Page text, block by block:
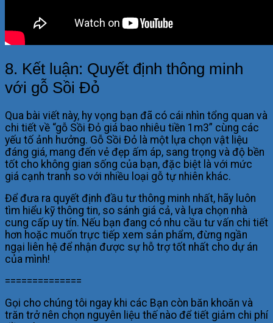
8. Kết luận: Quyết định thông minh
với gỗ Sồi Đỏ
Qua bài viết này, hy vọng bạn đã có cái nhìn tổng quan và
chi tiết về “gỗ Sồi Đỏ giá bao nhiêu tiền 1m3” cùng các
yếu tố ảnh hưởng. Gỗ Sồi Đỏ là một lựa chọn vật liệu
đáng giá, mang đến vẻ đẹp ấm áp, sang trọng và độ bền
tốt cho không gian sống của bạn, đặc biệt là với mức
giá cạnh tranh so với nhiều loại gỗ tự nhiên khác.
Để đưa ra quyết định đầu tư thông minh nhất, hãy luôn
tìm hiểu kỹ thông tin, so sánh giá cả, và lựa chọn nhà
cung cấp uy tín. Nếu bạn đang có nhu cầu tư vấn chi tiết
hơn hoặc muốn trực tiếp xem sản phẩm, đừng ngần
ngại liên hệ để nhận được sự hỗ trợ tốt nhất cho dự án
của mình!
==============
Gọi cho chúng tôi ngay khi các Bạn còn băn khoăn và
trăn trở nên chọn nguyên liệu thế nào để tiết giảm chi phí